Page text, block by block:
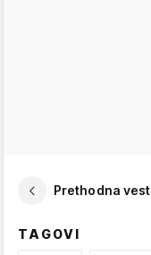
Prethodna vest
TAGOVI